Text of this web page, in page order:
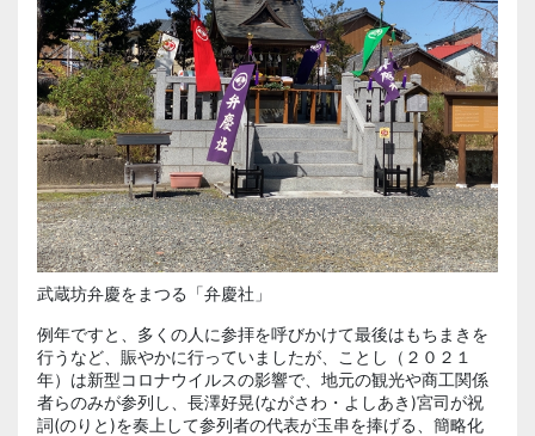
武蔵坊弁慶をまつる「弁慶社」
例年ですと、多くの人に参拝を呼びかけて最後はもちまきを
行うなど、賑やかに行っていましたが、ことし（２０２１
年）は新型コロナウイルスの影響で、地元の観光や商工関係
者らのみが参列し、長澤好晃(ながさわ・よしあき)宮司が祝
詞(のりと)を奏上して参列者の代表が玉串を捧げる、簡略化